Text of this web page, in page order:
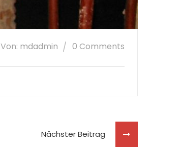
Von: mdadmin 0 Comments
Nächster Beitrag